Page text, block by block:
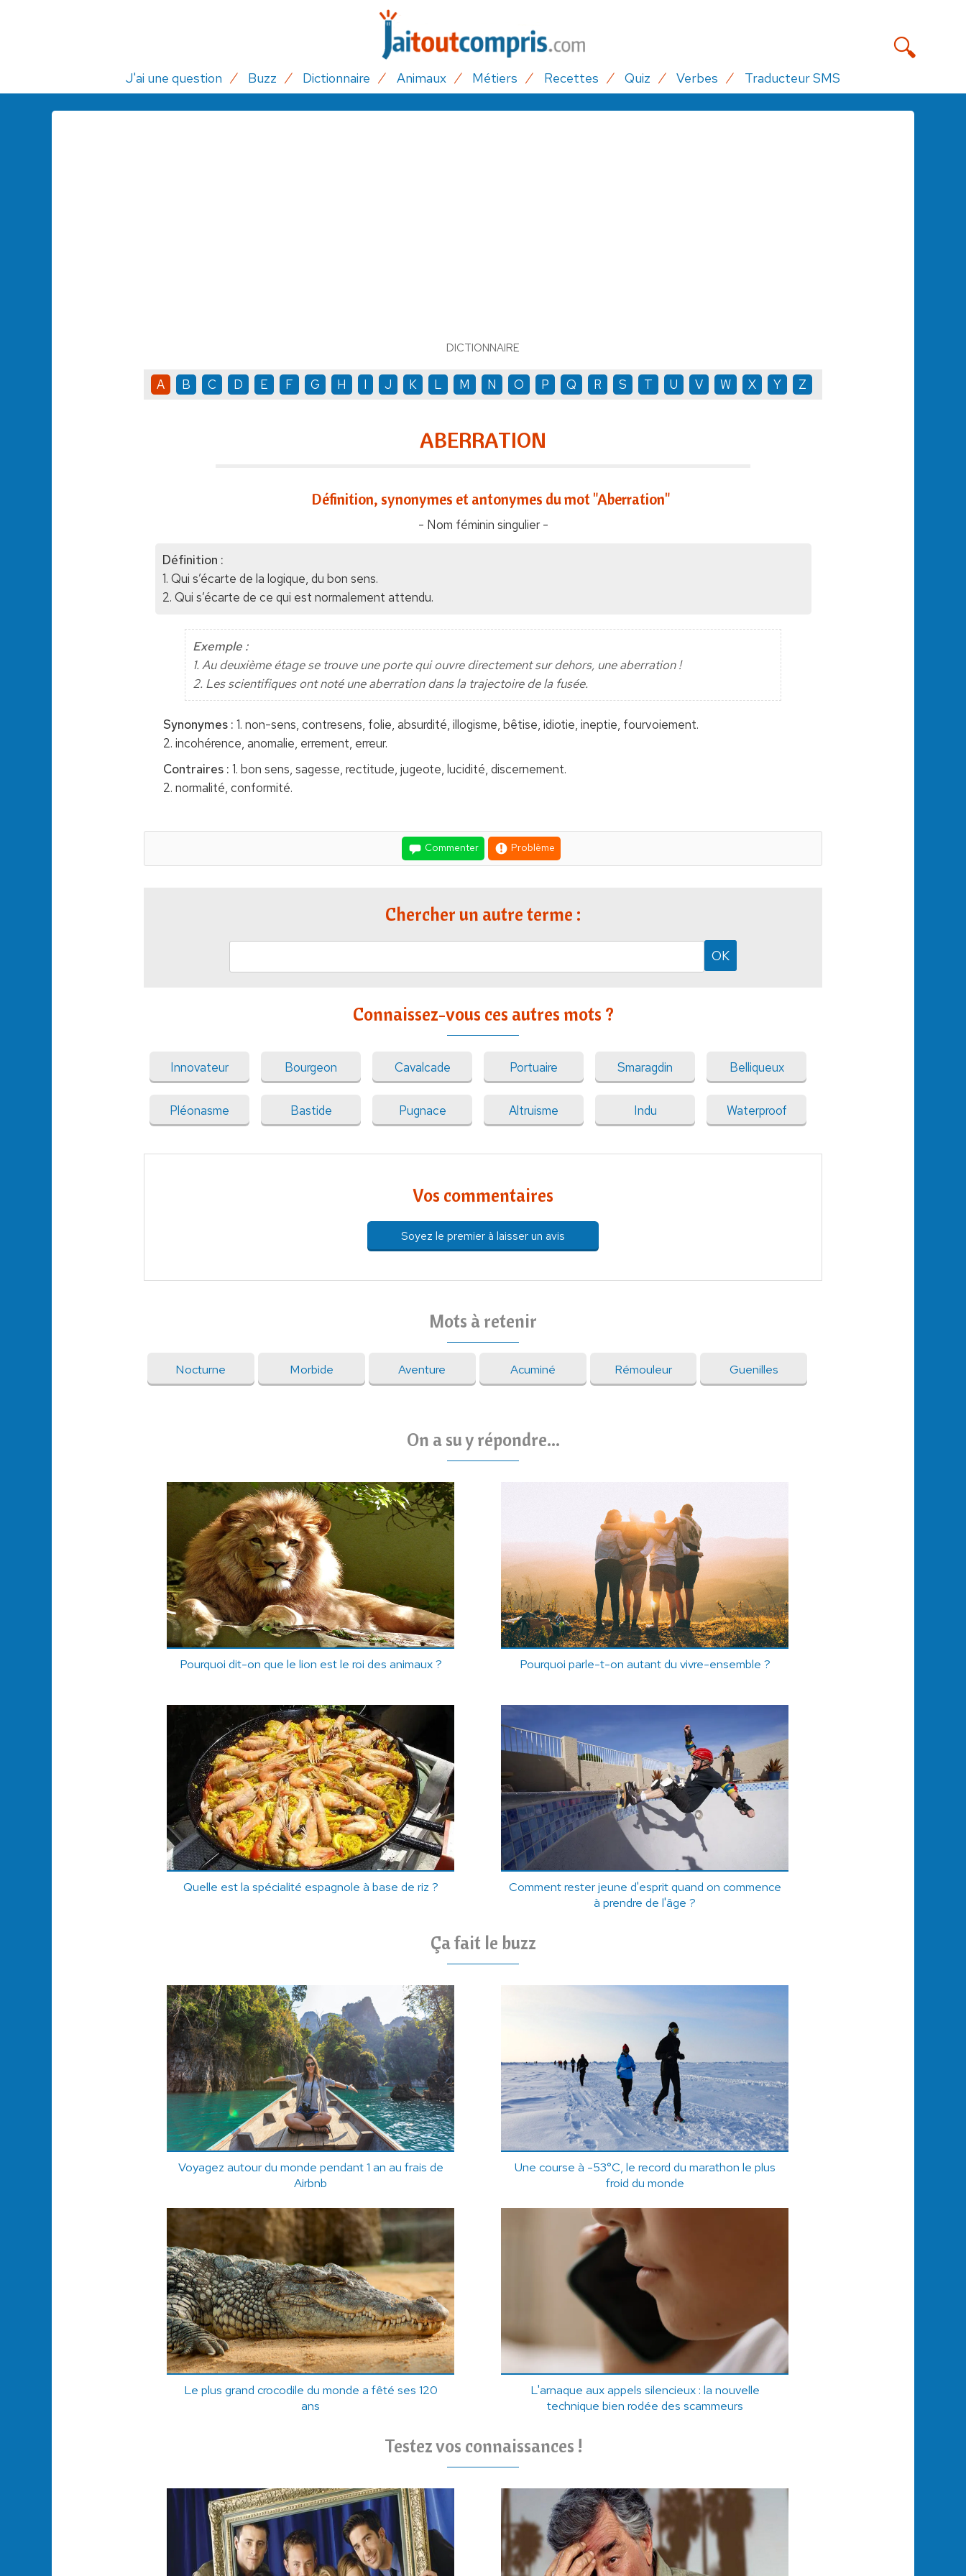
J'ai une question Buzz Dictionnaire Animaux Métiers Recettes Quiz Verbes Traducteur SMS
DICTIONNAIRE
A B C D E F G H I J K L M N O P Q R S T U V W X Y Z
ABERRATION
Définition, synonymes et antonymes du mot "Aberration"
- Nom féminin singulier -
Définition :
1. Qui s’écarte de la logique, du bon sens.
2. Qui s’écarte de ce qui est normalement attendu.
Exemple :
1. Au deuxième étage se trouve une porte qui ouvre directement sur dehors, une aberration !
2. Les scientifiques ont noté une aberration dans la trajectoire de la fusée.
Synonymes : 1. non-sens, contresens, folie, absurdité, illogisme, bêtise, idiotie, ineptie, fourvoiement.
2. incohérence, anomalie, errement, erreur.
Contraires : 1. bon sens, sagesse, rectitude, jugeote, lucidité, discernement.
2. normalité, conformité.
Commenter Problème
Chercher un autre terme :
Connaissez-vous ces autres mots ?
Innovateur Bourgeon Cavalcade Portuaire Smaragdin Belliqueux
Pléonasme Bastide Pugnace Altruisme Indu Waterproof
Vos commentaires
Soyez le premier à laisser un avis
Mots à retenir
Nocturne Morbide Aventure Acuminé Rémouleur Guenilles
On a su y répondre...
Pourquoi dit-on que le lion est le roi des animaux ? Pourquoi parle-t-on autant du vivre-ensemble ?
Quelle est la spécialité espagnole à base de riz ?
Comment rester jeune d'esprit quand on commence
à prendre de l'âge ?
Ça fait le buzz
Voyagez autour du monde pendant 1 an au frais de
Airbnb
Une course à -53°C, le record du marathon le plus
froid du monde
Le plus grand crocodile du monde a fêté ses 120
ans
L'arnaque aux appels silencieux : la nouvelle
technique bien rodée des scammeurs
Testez vos connaissances !